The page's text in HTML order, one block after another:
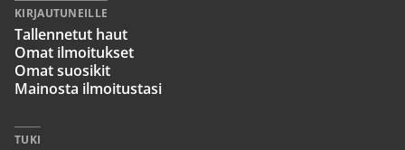
KIRJAUTUNEILLE
Tallennetut haut
Omat ilmoitukset
Omat suosikit
Mainosta ilmoitustasi
TUKI